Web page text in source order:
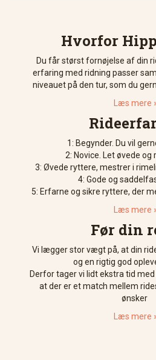
Hvorfor
Du får størst fornøjelse af din
erfaring med ridning passer
niveauet på den tur, som du
Læs mere
1: Begynder. Du vil
2: Novice. Let øvede
3: Øvede ryttere, mestrer i
4: Gode og
5: Erfarne og sikre ryttere, der
Læs mere
Før din
Vi lægger stor vægt på, at din
og en rigtig god
Derfor tager vi lidt ekstra tid
at der er et match mellem
ønsker
Læs mere